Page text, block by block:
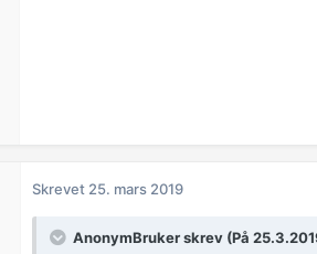
Skrevet 25. mars 2019
AnonymBruker skrev (På